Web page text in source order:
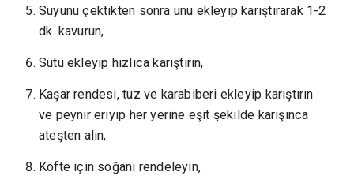
Suyunu çektikten sonra unu ekleyip karıştırarak 1-2
dk. kavurun,
Sütü ekleyip hızlıca karıştırın,
Kaşar rendesi, tuz ve karabiberi ekleyip karıştırın
ve peynir eriyip her yerine eşit şekilde karışınca
ateşten alın,
Köfte için soğanı rendeleyin,